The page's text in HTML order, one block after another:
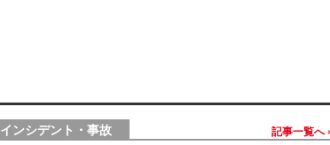
インシデント・事故 記事一覧へ